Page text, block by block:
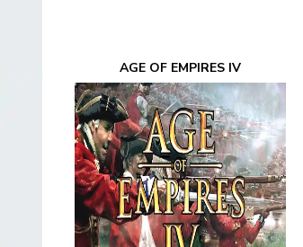
AGE OF EMPIRES IV